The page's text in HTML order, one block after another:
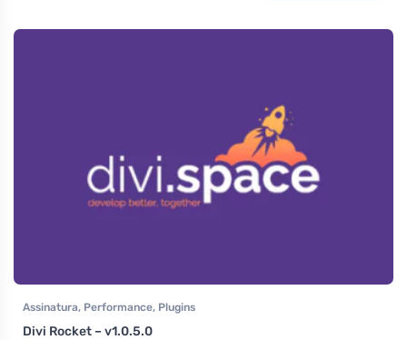
Assinatura, Performance, Plugins
Divi Rocket – v1.0.5.0